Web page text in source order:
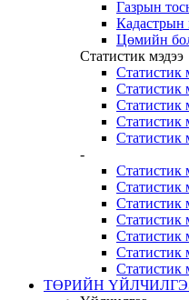
Газрын
Кадастрын
Цөмийн
Статистик мэдээ
Статистик
Статистик
Статистик
Статистик
Статистик
-
Статистик
Статистик
Статистик
Статистик
Статистик
Статистик
Статистик
ТӨРИЙН